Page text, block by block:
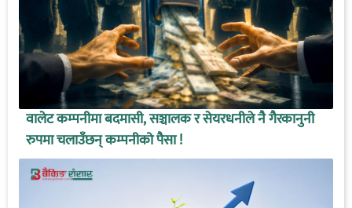
वालेट कम्पनीमा बदमासी, सञ्चालक र सेयरधनीले नै गैरकानुनी
रुपमा चलाउँछन् कम्पनीको पैसा !